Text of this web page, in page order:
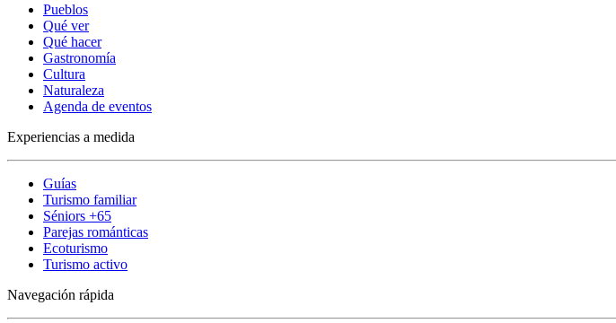
Pueblos
Qué ver
Qué hacer
Gastronomía
Cultura
Naturaleza
Agenda de eventos
Experiencias a medida
Guías
Turismo familiar
Séniors +65
Parejas románticas
Ecoturismo
Turismo activo
Navegación rápida